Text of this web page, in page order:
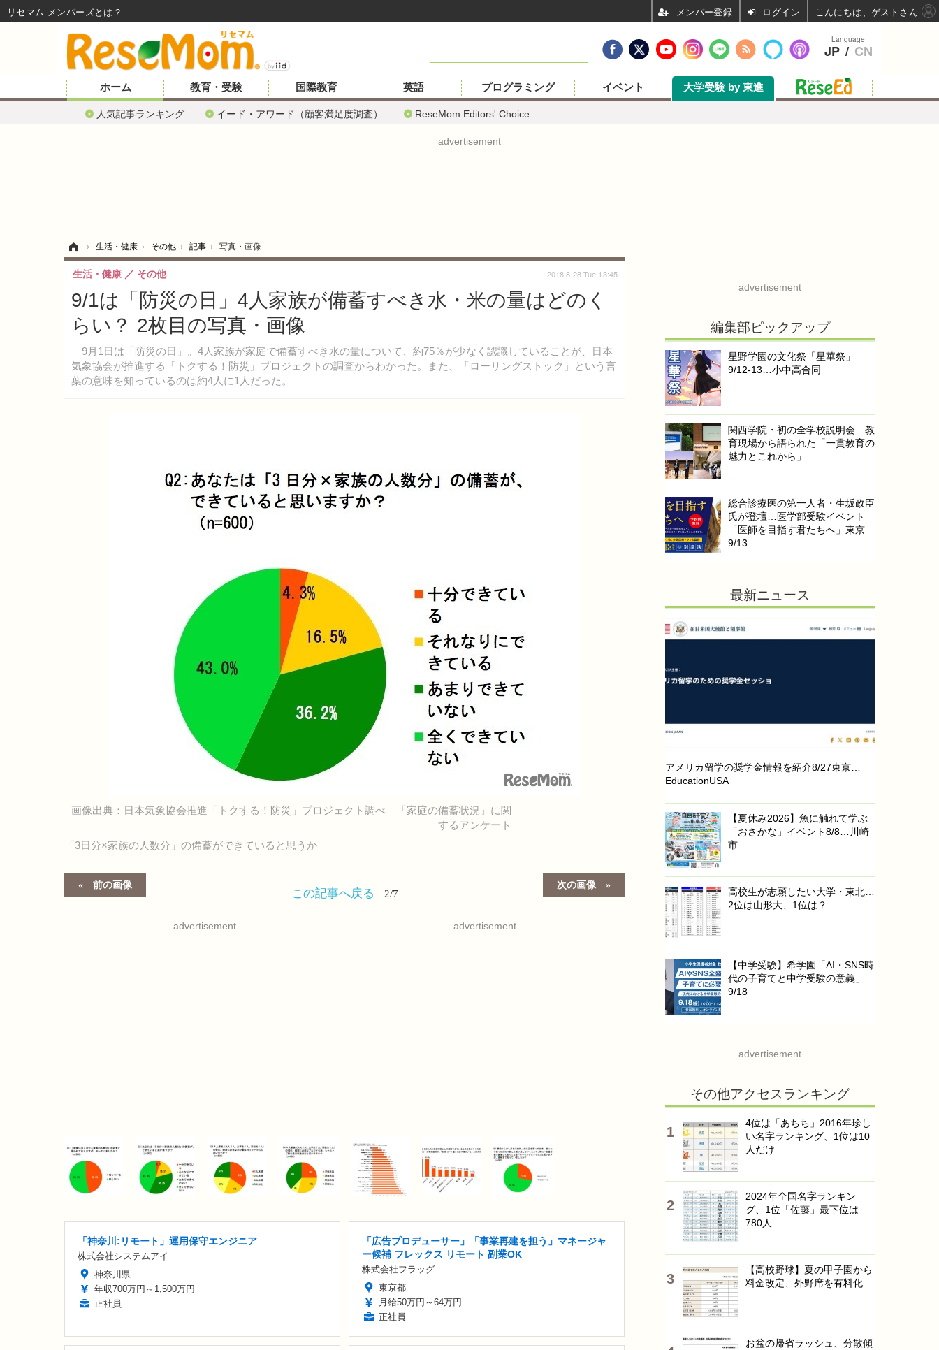
ホーム
人気記事ランキング イード・アワード（顧客満足度調査） ReseMom Editors' Choice
教育・受験 国際教育 英語 プログラミング イベント 大学受験 by 東進
advertisement
› 生活・健康 › その他 › 記事 › 写真・画像
9/1は「防災の日」4人家族が備蓄すべき水・米の量はどのく
らい？ 2枚目の写真・画像
9月1日は「防災の日」。4人家族が家庭で備蓄すべき水の量について、約75％が少なく認識していることが、日本
気象協会が推進する「トクする！防災」プロジェクトの調査からわかった。また、「ローリングストック」という言
葉の意味を知っているのは約4人に1人だった。
生活・健康 その他 2018.8.28 Tue 13:45
画像出典：日本気象協会推進「トクする！防災」プロジェクト調べ 「家庭の備蓄状況」に関
するアンケート
「3日分×家族の人数分」の備蓄ができていると思うか
前の画像 次の画像
この記事へ戻る 2/7
advertisement advertisement
「神奈川:リモート」運用保守エンジニア
株式会社システムアイ
神奈川県
年収700万円～1,500万円
正社員
「広告プロデューサー」「事業再建を担う」マネージャ
ー候補 フレックス リモート 副業OK
株式会社フラッグ
東京都
月給50万円～64万円
正社員
advertisement
編集部ピックアップ
星野学園の文化祭「星華祭」
9/12-13…小中高合同
関西学院・初の全学校説明会…教
育現場から語られた「一貫教育の
魅力とこれから」
総合診療医の第一人者・生坂政臣
氏が登壇…医学部受験イベント
「医師を目指す君たちへ」東京
9/13
最新ニュース
アメリカ留学の奨学金情報を紹介8/27東京…
EducationUSA
【夏休み2026】魚に触れて学ぶ
「おさかな」イベント8/8…川崎
市
高校生が志願したい大学・東北…
2位は山形大、1位は？
【中学受験】希学園「AI・SNS時
代の子育てと中学受験の意義」
9/18
advertisement
その他アクセスランキング
4位は「あちち」2016年珍し
い名字ランキング、1位は10
人だけ
2024年全国名字ランキン
グ、1位「佐藤」最下位は
780人
【高校野球】夏の甲子園から
料金改定、外野席を有料化
お盆の帰省ラッシュ、分散傾
Language
JP / CN
リセマム メンバーズ ログイン こんにちは、ゲストさん